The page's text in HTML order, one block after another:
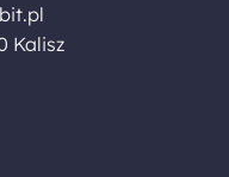
Kalisz